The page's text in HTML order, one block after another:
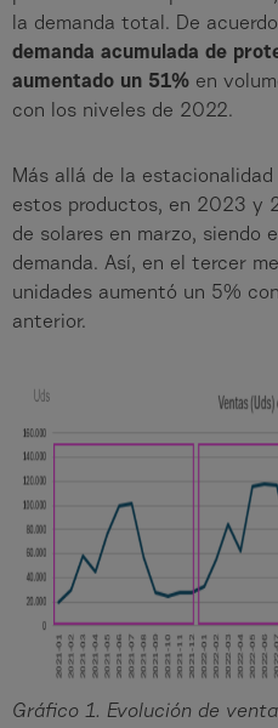
la demanda total. De
demanda acumulada de
aumentado un 51% en
con los niveles de 2022.
Más allá de la
estos productos, en 2023 y
de solares en marzo, siendo
demanda. Así, en el tercer
unidades aumentó un 5%
anterior.
Gráfico 1. Evolución de